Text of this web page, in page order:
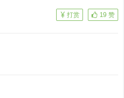
19 赞
打赏